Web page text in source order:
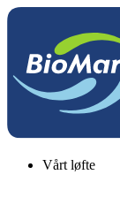
Vårt løfte